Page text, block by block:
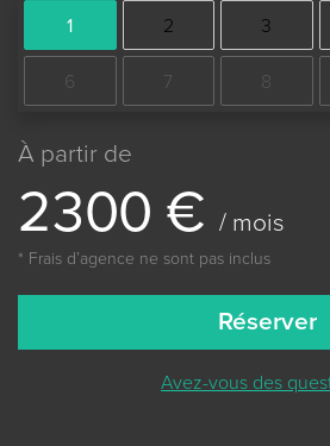
1 2 3
6 7 8
À partir de
2300 € / mois
* Frais dʼagence ne sont pas inclus
Réserver
Avez-vous des